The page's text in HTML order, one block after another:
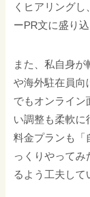
くヒアリング
ーPR文に盛り込
また、私自身
や海外駐在員向
でもオンライン
い調整も柔軟に
料金プランも「
っくりやって
るよう工夫して